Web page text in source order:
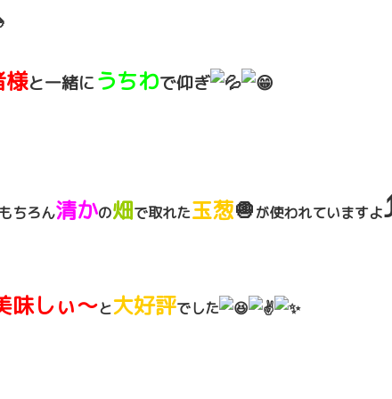
様と一緒にうちわで仰ぎ
ちろん清かの畑で取れた玉葱🧅が使われていますよ
味しぃ～と大好評でした